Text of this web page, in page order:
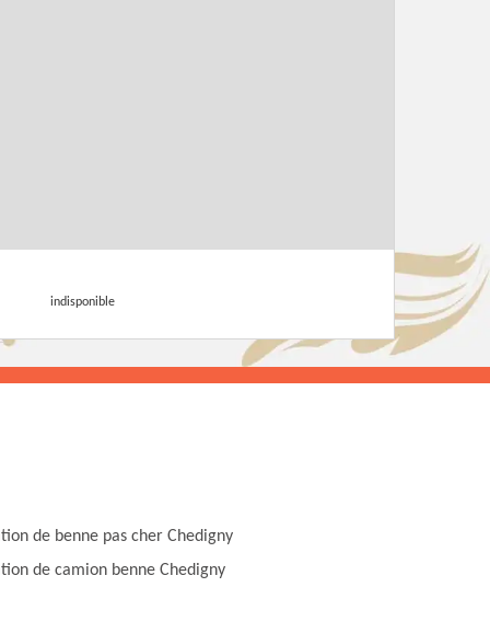
indisponible
de benne pas cher Chedigny
de camion benne Chedigny